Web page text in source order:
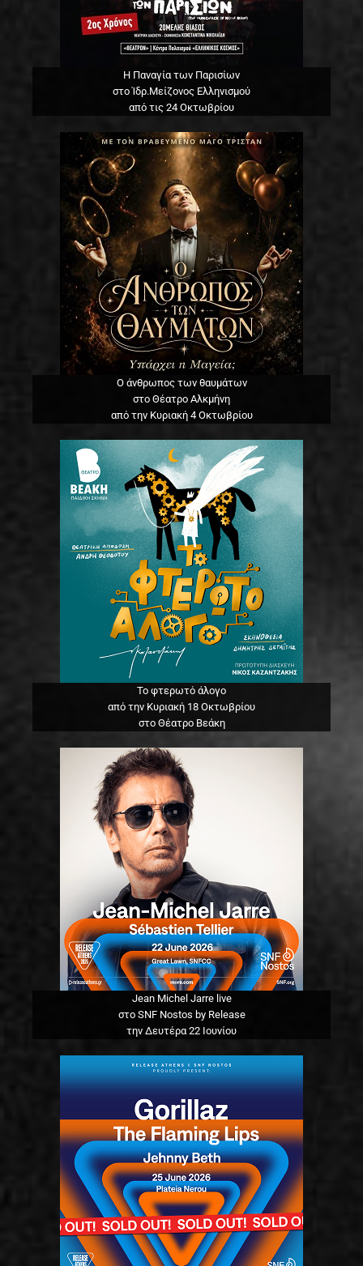
Η Παναγία των Παρισίων
στο Ίδρ.Μείζονος Ελληνισμού
από τις 24 Οκτωβρίου
Ο άνθρωπος των θαυμάτων
στο Θέατρο Αλκμήνη
από την Κυριακή 4 Οκτωβρίου
Το φτερωτό άλογο
από την Κυριακή 18 Οκτωβρίου
στο Θέατρο Βεάκη
Jean Michel Jarre live
στο SNF Nostos by Release
την Δευτέρα 22 Ιουνίου